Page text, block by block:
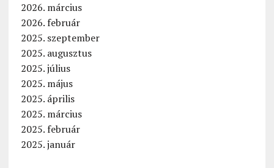
2026. március
2026. február
2025. szeptember
2025. augusztus
2025. július
2025. május
2025. április
2025. március
2025. február
2025. január